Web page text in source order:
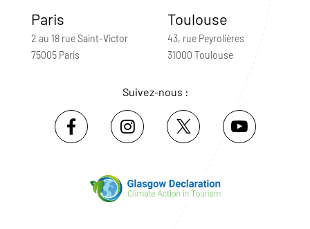
Paris
2 au 18 rue Saint-Victor
75005 Paris
Toulouse
43, rue Peyrolières
31000 Toulouse
Suivez-nous :